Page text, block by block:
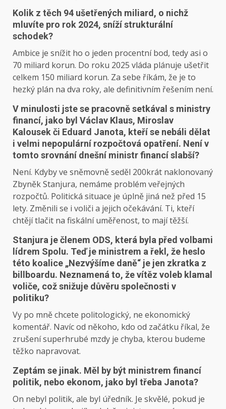
Kolik z těch 94 ušetřených miliard, o nichž
mluvíte pro rok 2024, sníží strukturální
schodek?
Ambice je snížit ho o jeden procentní bod, tedy asi o
70 miliard korun. Do roku 2025 vláda plánuje ušetřit
celkem 150 miliard korun. Za sebe říkám, že je to
hezký plán na dva roky, ale definitivním řešením není.
V minulosti jste se pracovně setkával s ministry
financí, jako byl Václav Klaus, Miroslav
Kalousek či Eduard Janota, kteří se nebáli dělat
i velmi nepopulární rozpočtová opatření. Není v
tomto srovnání dnešní ministr financí slabší?
Není. Kdyby ve sněmovně seděl 200krát naklonovaný
Zbyněk Stanjura, nemáme problém veřejných
rozpočtů. Politická situace je úplně jiná než před 15
lety. Změnili se i voliči a jejich očekávání. Ti, kteří
chtějí tlačit na fiskální uměřenost, to mají těžší.
Stanjura je členem ODS, která byla před volbami
lídrem Spolu. Teď je ministrem a řekl, že heslo
této koalice „Nezvýšíme daně“ je jen zkratka z
billboardu. Neznamená to, že vítěz voleb klamal
voliče, což snižuje důvěru společnosti v
politiku?
Vy po mně chcete politologický, ne ekonomický
komentář. Navíc od někoho, kdo od začátku říkal, že
zrušení superhrubé mzdy je chyba, kterou budeme
těžko napravovat.
Zeptám se jinak. Měl by být ministrem financí
politik, nebo ekonom, jako byl třeba Janota?
On nebyl politik, ale byl úředník. Je skvělé, pokud je